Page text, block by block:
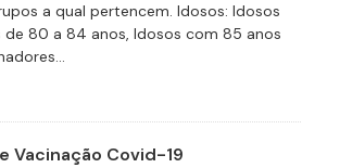
a qual pertencem. Idosos: Idosos
de 80 a 84 anos, Idosos com 85 anos
Vacinação Covid-19